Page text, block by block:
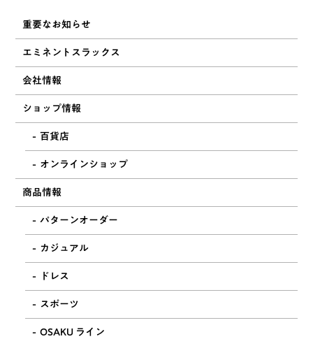
重要なお知らせ
エミネントスラックス
会社情報
ショップ情報
百貨店
オンラインショップ
商品情報
パターンオーダー
カジュアル
ドレス
スポーツ
OSAKU ライン